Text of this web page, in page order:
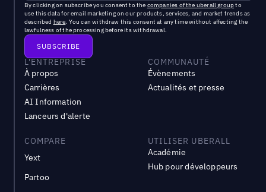
By clicking on subscribe you consent to the companies of the uberall groupto
use this data for email marketing on our products, services, and market trends as
described here. You can withdraw this consent at any time without affecting the
lawfulness of the processing before its withdrawal.
L'ENTREPRISE
À propos
Carrières
AI Information
Lanceurs d'alerte
COMMUNAUTÉ
Évènements
Actualités et presse
COMPARE
Yext
Partoo
UTILISER UBERALL
Académie
Hub pour développeurs